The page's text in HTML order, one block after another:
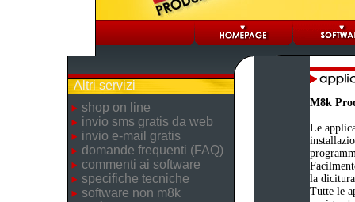
Altri servizi
shop on line
invio sms gratis da web
invio e-mail gratis
domande frequenti (FAQ)
commenti ai software
specifiche tecniche
software non m8k
M8k
Le
la
Tutte le